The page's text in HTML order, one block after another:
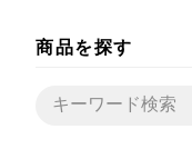
商品を探す